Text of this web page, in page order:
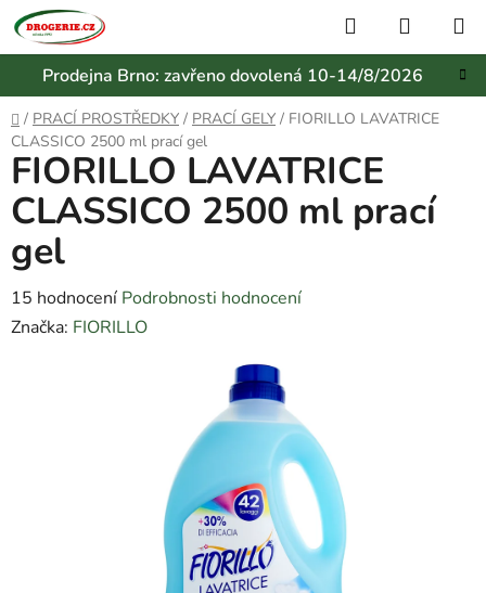
Přejít
na
obsah
Prodejna Brno: zavřeno dovolená 10-14/8/2026
Hledat
KOŠÍK
Domů
/ PRACÍ PROSTŘEDKY / PRACÍ GELY / FIORILLO LAVATRICE
CLASSICO 2500 ml prací gel
FIORILLO LAVATRICE
CLASSICO 2500 ml prací
gel
Průměrné
hodnocení
15 hodnocení Podrobnosti hodnocení
Značka: FIORILLO